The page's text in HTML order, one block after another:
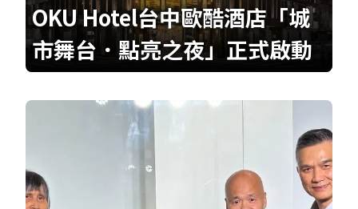
OKU Hotel台中歐酷酒店「城
市舞台．點亮之夜」正式啟動